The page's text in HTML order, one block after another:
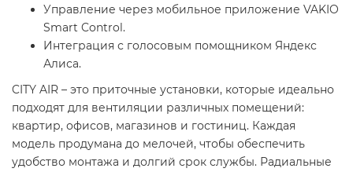
Управление через мобильное приложение VAKIO
Smart Control.
Интеграция с голосовым помощником Яндекс
Алиса.
CITY AIR – это приточные установки, которые идеально
подходят для вентиляции различных помещений:
квартир, офисов, магазинов и гостиниц. Каждая
модель продумана до мелочей, чтобы обеспечить
удобство монтажа и долгий срок службы. Радиальные